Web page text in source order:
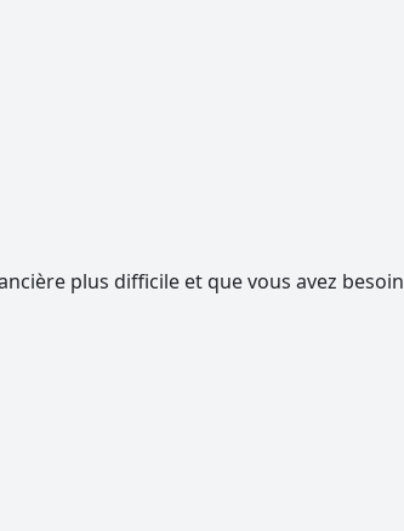
plus difficile et que vous avez besoin